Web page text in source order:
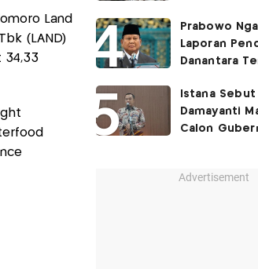
Land
(LAND)
34,33
Prabowo
Laporan
Danantara
Istana
Damayanti
Calon
Advertisement